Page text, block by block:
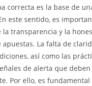
correcta es la base de
este sentido, es
la transparencia y la
apuestas. La falta de
así como las
de alerta que
Por ello, es